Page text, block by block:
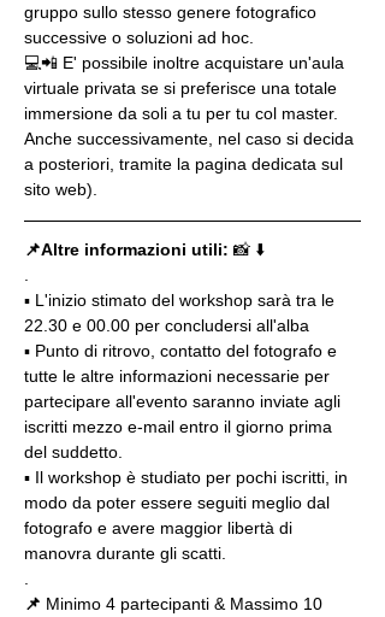
gruppo sullo stesso genere fotografico
successive o soluzioni ad hoc.
💻📲 E' possibile inoltre acquistare un'aula
virtuale privata se si preferisce una totale
immersione da soli a tu per tu col master.
Anche successivamente, nel caso si decida
a posteriori, tramite la pagina dedicata sul
sito web).
📌Altre informazioni utili: 📸 ⬇️
▪️ L'inizio stimato del workshop sarà tra le
22.30 e 00.00 per concludersi all'alba
▪️ Punto di ritrovo, contatto del fotografo e
tutte le altre informazioni necessarie per
partecipare all'evento saranno inviate agli
iscritti mezzo e-mail entro il giorno prima
del suddetto.
▪️ Il workshop è studiato per pochi iscritti, in
modo da poter essere seguiti meglio dal
fotografo e avere maggior libertà di
manovra durante gli scatti.
📌 Minimo 4 partecipanti & Massimo 10